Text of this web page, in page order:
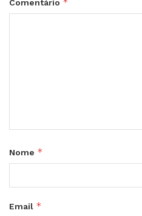
Comentário *
Nome *
Email *